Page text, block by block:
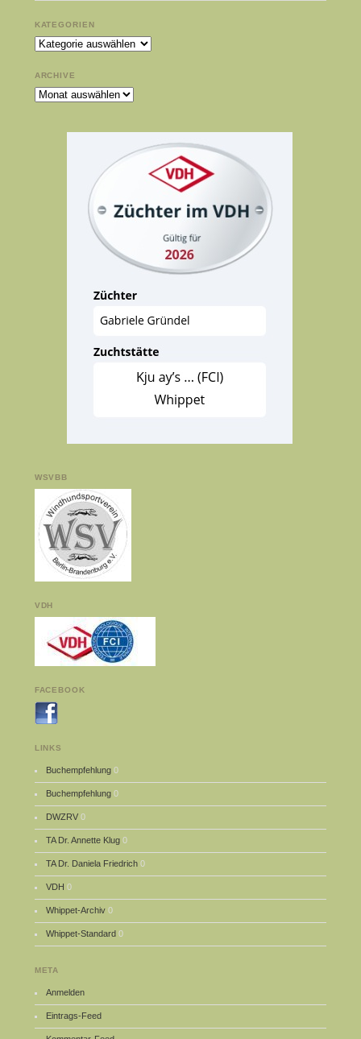
KATEGORIEN
Kategorien
ARCHIVE
Archive
WSVBB
VDH
FACEBOOK
LINKS
Buchempfehlung 0
Buchempfehlung 0
DWZRV 0
TA Dr. Annette Klug 0
TA Dr. Daniela Friedrich 0
VDH 0
Whippet-Archiv 0
Whippet-Standard 0
META
Anmelden
Eintrags-Feed